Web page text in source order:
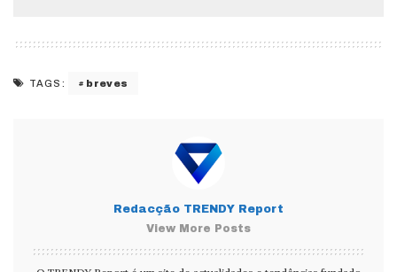
TAGS: breves
Redacção TRENDY Report
View More Posts